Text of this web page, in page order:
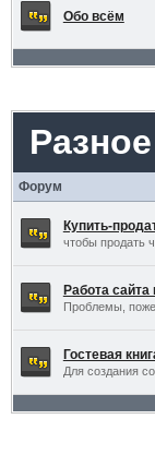
Обо всём
Разное
Форум
Купить-
чтобы продать
Работа
Проблемы,
Гостевая
Для создания